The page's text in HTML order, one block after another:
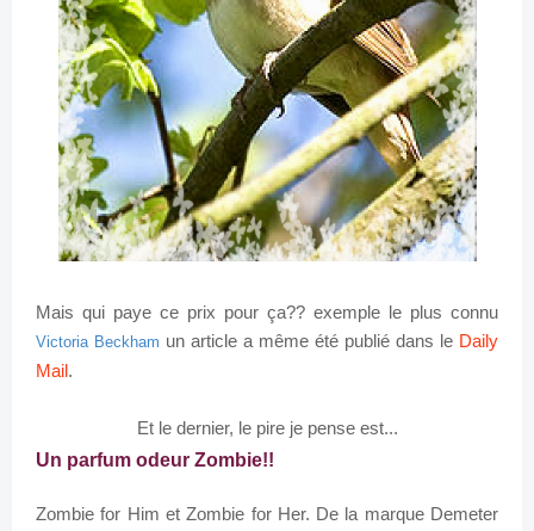
Mais qui paye ce prix pour ça?? exemple le plus connu
Victoria Beckham un article a même été publié dans le Daily
Mail.
Et le dernier, le pire je pense est...
Un parfum odeur Zombie!!
Zombie for Him etZombie for Her. De la marque Demeter